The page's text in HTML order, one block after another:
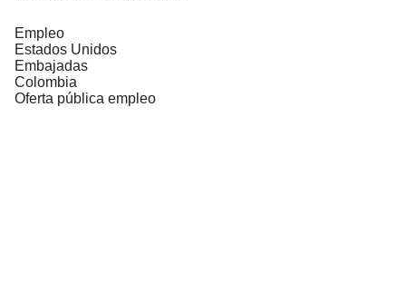
Empleo
Estados Unidos
Embajadas
Colombia
Oferta pública empleo